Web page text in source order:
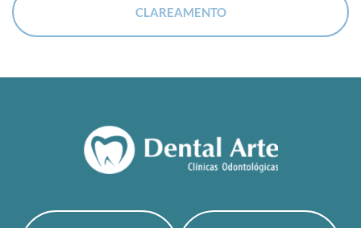
CLAREAMENTO